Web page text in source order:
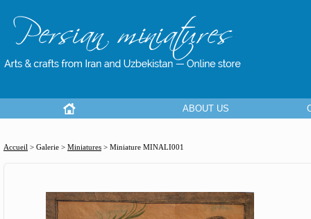
ABOUT US
Accueil > Galerie > Miniatures > Miniature MINALI001